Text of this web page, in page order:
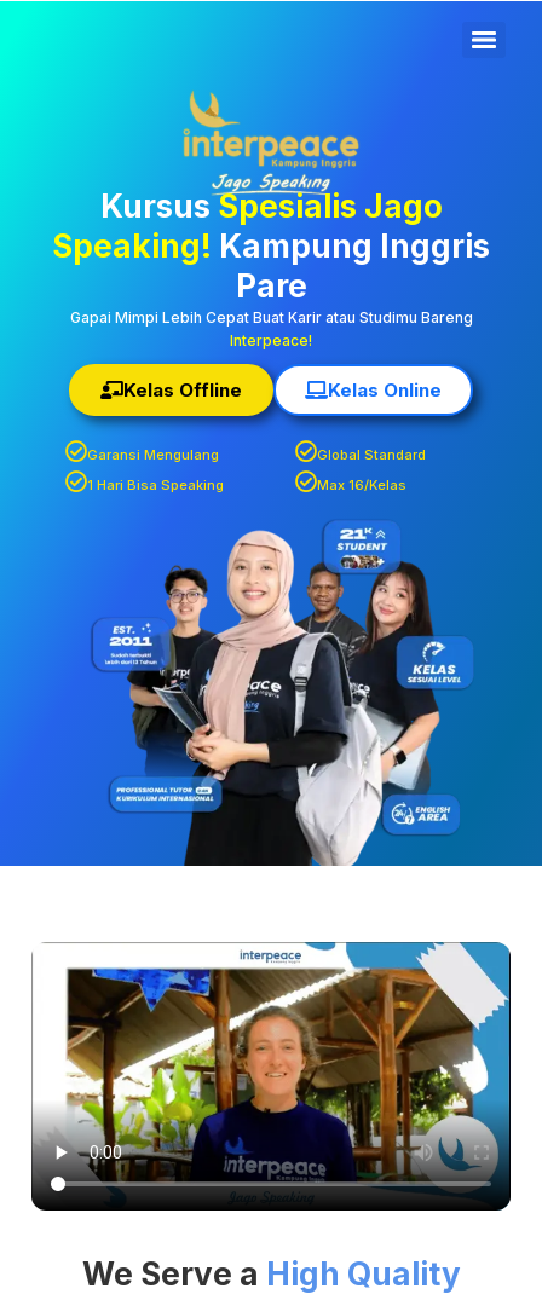
Kampung Inggris Pare
Terbaik, Biaya
Terjangkau, Asrama,
Paket Belajar Bahasa,
Liburan, Mau Jago
Speaking Daftar
Sekarang!
Metode pembelajaran yang efektif
Pengajar yang berpengalaman dan profesional
Fasilitas yang lengkap dan modern
Komunitas yang positif dan suportif
KursusSpesialis Jago
Speaking! Kampung Inggris
Pare
Gapai Mimpi Lebih Cepat Buat Karir atau Studimu Bareng
Interpeace!
Kelas Offline Kelas Online
Garansi Mengulang
Global Standard
1 Hari Bisa Speaking
Max 16/Kelas
We Serve a High Quality